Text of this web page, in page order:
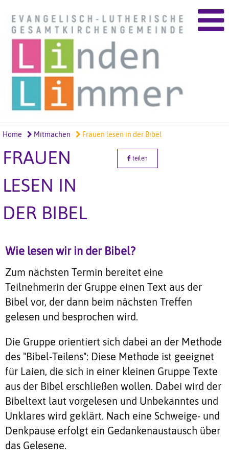
Home Mitmachen Frauen lesen in der Bibel
FRAUEN
LESEN IN
DER BIBEL
teilen
Wie lesen wir in der Bibel?
Zum nächsten Termin bereitet eine
Teilnehmerin der Gruppe einen Text aus der
Bibel vor, der dann beim nächsten Treffen
gelesen und besprochen wird.
Die Gruppe orientiert sich dabei an der Methode
des "Bibel-Teilens": Diese Methode ist geeignet
für Laien, die sich in einer kleinen Gruppe Texte
aus der Bibel erschließen wollen. Dabei wird der
Bibeltext laut vorgelesen und Unbekanntes und
Unklares wird geklärt. Nach eine Schweige- und
Denkpause erfolgt ein Gedankenaustausch über
das Gelesene.